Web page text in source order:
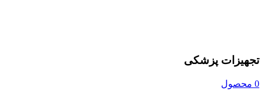
تجهیزات پزشکی
0 محصول